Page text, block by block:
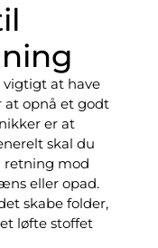
vigtigt at have
at opnå et godt
er at
skal du
retning mod
eller opad.
skabe folder,
løfte stoffet